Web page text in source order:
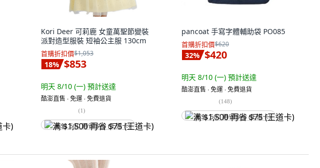
Kori Deer 可莉鹿 女童萬聖節變裝
派對造型服裝 短袖公主服 130cm
首購折扣價$1,053
18% $853
明天 8/10 (一) 預計送達
酷澎直售 ∙ 免運 ∙ 免費退貨
(1)
满 $1,500 再省 $75 (王道卡)
pancoat 手寫字體輔助袋 PO085
首購折扣價$620
32% $420
明天 8/10 (一) 預計送達
酷澎直售 ∙ 免運 ∙ 免費退貨
(148)
满 $1,500 再省 $75 (王道卡)